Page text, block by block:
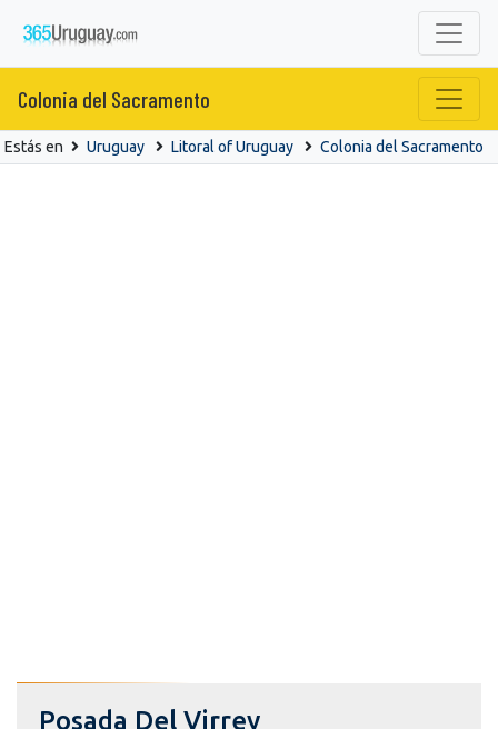
Colonia del Sacramento
Estás en Uruguay Litoral of Uruguay Colonia del Sacramento
Posada Del Virrey